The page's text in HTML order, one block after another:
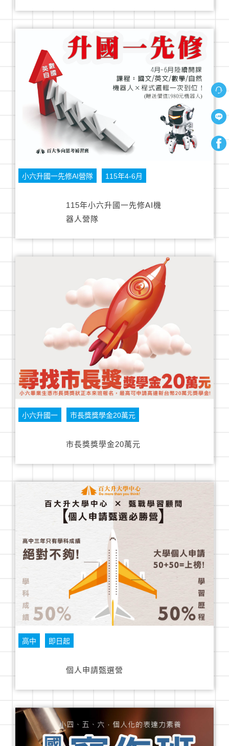
小六升國一先修AI營隊 115年4-6月
115年小六升國一先修AI機
器人營隊
小六升國一 市長獎獎學金20萬元
市長獎獎學金20萬元
高中 即日起
個人申請甄選營